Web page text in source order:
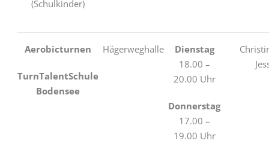
(Schulkinder)
Aerobicturnen
TurnTalentSchule
Bodensee
Hägerweghalle
Dienstag
18.00 –
20.00 Uhr
Donnerstag
17.00 –
19.00 Uhr